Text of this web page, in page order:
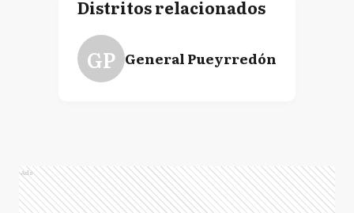
Distritos relacionados
GP General Pueyrredón
Ads